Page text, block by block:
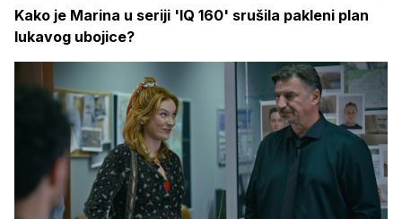
Kako je Marina u seriji 'IQ 160' srušila pakleni plan
lukavog ubojice?